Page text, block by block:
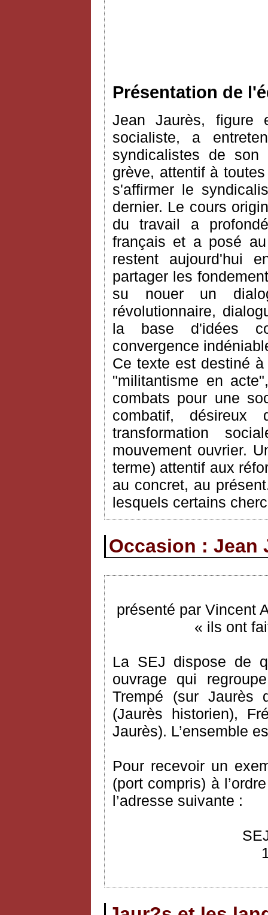
Présentation de
Jean Jaurès, figure
socialiste, a
syndicalistes de son
grève, attentif à
s'affirmer le
dernier. Le cours
du travail a
français et a posé
restent aujourd'hui
partager les
su nouer un
révolutionnaire,
la base d'idées
convergence
Ce texte est destiné
"militantisme en
combats pour une
combatif,
transformation
mouvement ouvrier.
terme) attentif aux
au concret, au
lesquels certains
Occasion : Jean
présenté par Vincent
« ils ont
La SEJ dispose de
ouvrage qui
Trempé (sur Jaurès
(Jaurès historien),
Jaurès). L’ensemble
Pour recevoir un
(port compris) à
l’adresse suivante :